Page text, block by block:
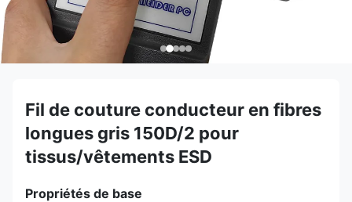
Fil de couture conducteur en fibres
longues gris 150D/2 pour
tissus/vêtements ESD
Propriétés de base